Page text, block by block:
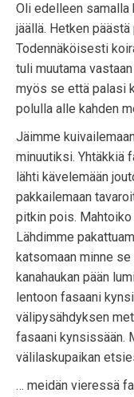
Oli edelleen samalla
jäällä. Hetken
Todennäköisesti
tuli muutama
myös se että palasi
polulla alle kahden
Jäimme
minuutiksi. Yhtäkkiä
lähti kävelemään
pakkailemaan
pitkin pois.
Lähdimme
katsomaan minne
kanahaukan pään
lentoon fasaani
välipysähdyksen
fasaani kynsissään.
välilaskupaikan
… meidän vieressä